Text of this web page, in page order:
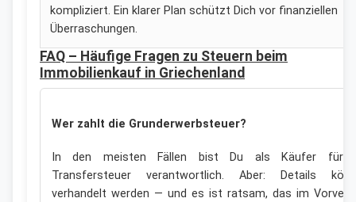
kompliziert. Ein klarer Plan schützt Dich vor finanziellen
Überraschungen.
FAQ – Häufige Fragen zu Steuern beim
Immobilienkauf in Griechenland
Wer zahlt die Grunderwerbsteuer?
In den meisten Fällen bist Du als Käufer für
Transfersteuer verantwortlich. Aber: Details
verhandelt werden — und es ist ratsam, das im